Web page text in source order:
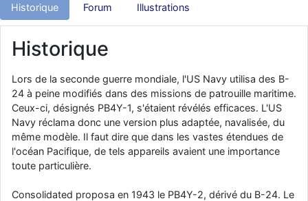
d9pouces: Joyeux Noël à tous !
d9pouces
: mais tu peux tenter l'un des rares lycées militaires
comme le Prytanée dans la Sarthe, ça ne peut pas faire de mal !
d9pouces: C'est plutôt après le lycée, voire après une prépa
scientifique, tu as donc encore un peu de temps devant toi
yaellerigolow: bonjour a tous je suis un élève de première
passionnée par l'aviation militaire , pourrais je savoir que faire après
le lycée pour s'orienter et pouvoir devenir officier de l'armée de l'air?
d9pouces : lesquels, par exemple ?
les photo des anciens appareils de l'armée de l'air de la haute -volta
Historique Forum Illustrations
Historique
Lors de la seconde guerre mondiale, l'US Navy utilisa des B-
24 à peine modifiés dans des missions de patrouille maritime.
Ceux-ci, désignés PB4Y-1, s'étaient révélés efficaces. L'US
Navy réclama donc une version plus adaptée, navalisée, du
même modèle. Il faut dire que dans les vastes étendues de
l'océan Pacifique, de tels appareils avaient une importance
toute particulière.
Consolidated proposa en 1943 le PB4Y-2, dérivé du B-24. Le